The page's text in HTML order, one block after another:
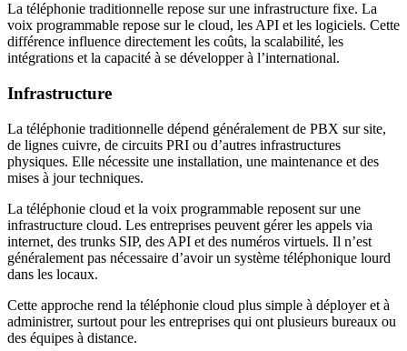
La téléphonie traditionnelle repose sur une infrastructure fixe. La
voix programmable repose sur le cloud, les API et les logiciels. Cette
différence influence directement les coûts, la scalabilité, les
intégrations et la capacité à se développer à l’international.
Infrastructure
La téléphonie traditionnelle dépend généralement de PBX sur site,
de lignes cuivre, de circuits PRI ou d’autres infrastructures
physiques. Elle nécessite une installation, une maintenance et des
mises à jour techniques.
La téléphonie cloud et la voix programmable reposent sur une
infrastructure cloud. Les entreprises peuvent gérer les appels via
internet, des trunks SIP, des API et des numéros virtuels. Il n’est
généralement pas nécessaire d’avoir un système téléphonique lourd
dans les locaux.
Cette approche rend la téléphonie cloud plus simple à déployer et à
administrer, surtout pour les entreprises qui ont plusieurs bureaux ou
des équipes à distance.